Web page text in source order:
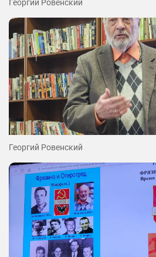
Георгий Ровенский
Георгий Ровенский